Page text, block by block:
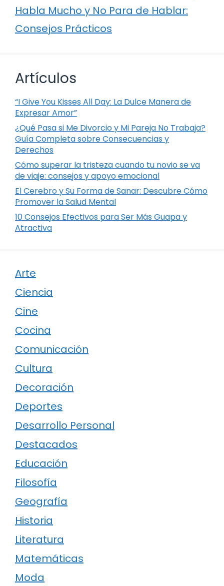
Habla Mucho y No Para de Hablar:
Consejos Prácticos
Artículos
“I Give You Kisses All Day: La Dulce Manera de
Expresar Amor”
¿Qué Pasa si Me Divorcio y Mi Pareja No Trabaja?
Guía Completa sobre Consecuencias y
Derechos
Cómo superar la tristeza cuando tu novio se va
de viaje: consejos y apoyo emocional
El Cerebro y Su Forma de Sanar: Descubre Cómo
Promover la Salud Mental
10 Consejos Efectivos para Ser Más Guapa y
Atractiva
Arte
Ciencia
Cine
Cocina
Comunicación
Cultura
Decoración
Deportes
Desarrollo Personal
Destacados
Educación
Filosofía
Geografía
Historia
Literatura
Matemáticas
Moda